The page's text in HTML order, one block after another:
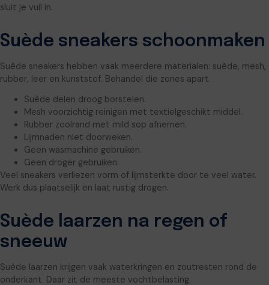
sluit je vuil in.
Suède sneakers schoonmaken
Suède sneakers hebben vaak meerdere materialen: suède, mesh,
rubber, leer en kunststof. Behandel die zones apart.
Suède delen droog borstelen.
Mesh voorzichtig reinigen met textielgeschikt middel.
Rubber zoolrand met mild sop afnemen.
Lijmnaden niet doorweken.
Geen wasmachine gebruiken.
Geen droger gebruiken.
Veel sneakers verliezen vorm of lijmsterkte door te veel water.
Werk dus plaatselijk en laat rustig drogen.
Suède laarzen na regen of
sneeuw
Suède laarzen krijgen vaak waterkringen en zoutresten rond de
onderkant. Daar zit de meeste vochtbelasting.